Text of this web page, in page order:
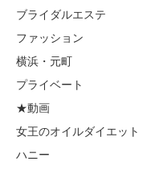
ブライダルエステ
ファッション
横浜・元町
プライベート
★動画
女王のオイルダイエット
ハニー